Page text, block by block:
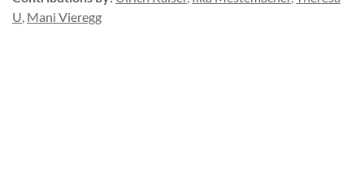
U, Mani Vieregg